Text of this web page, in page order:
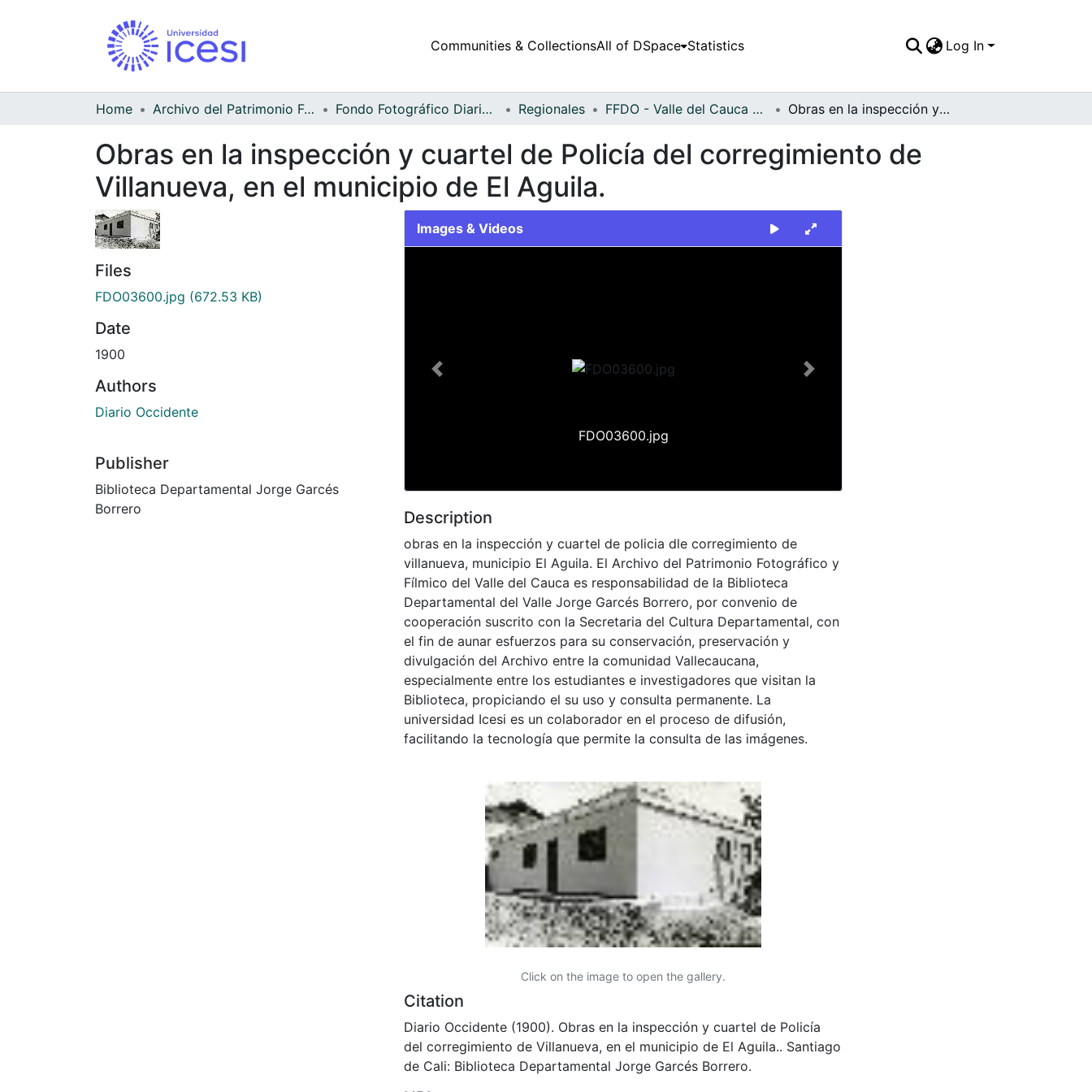
Communities & CollectionsAll of DSpace Statistics Log In
Home Archivo del Patrimonio Fotográfico y Fílmico del Valle del Cauca Fondo Fotográfico Diario Occidente Regionales FFDO - Valle del Cauca - Patrimonial Obras en la inspección y cuartel de Policía del corregimiento de Villanueva, en el municipio de El Aguila.
Obras en la inspección y cuartel de Policía del corregimiento de
Villanueva, en el municipio de El Aguila.
Files
FDO03600.jpg (672.53 KB)
Date
1900
Authors
Diario Occidente
Publisher
Biblioteca Departamental Jorge Garcés
Borrero
Images & Videos
FDO03600.jpg
Previous Next
Description
obras en la inspección y cuartel de policia dle corregimiento de
villanueva, municipio El Aguila. El Archivo del Patrimonio Fotográfico y
Fílmico del Valle del Cauca es responsabilidad de la Biblioteca
Departamental del Valle Jorge Garcés Borrero, por convenio de
cooperación suscrito con la Secretaria del Cultura Departamental, con
el fin de aunar esfuerzos para su conservación, preservación y
divulgación del Archivo entre la comunidad Vallecaucana,
especialmente entre los estudiantes e investigadores que visitan la
Biblioteca, propiciando el su uso y consulta permanente. La
universidad Icesi es un colaborador en el proceso de difusión,
facilitando la tecnología que permite la consulta de las imágenes.
Click on the image to open the gallery.
Citation
Diario Occidente (1900). Obras en la inspección y cuartel de Policía
del corregimiento de Villanueva, en el municipio de El Aguila.. Santiago
de Cali: Biblioteca Departamental Jorge Garcés Borrero.